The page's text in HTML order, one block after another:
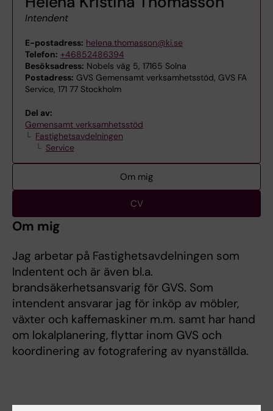
Intendent
E-postadress: helena.thomasson@ki.se
Telefon: +46852486394
Besöksadress: Nobels väg 5, 17165 Solna
Postadress: GVS Gemensamt verksamhetsstöd, GVS FA
Service, 171 77 Stockholm
Del av:
Gemensamt verksamhetsstöd
Fastighetsavdelningen
Service
Om mig
CV
Om mig
Jag arbetar på Fastighetsavdelningen som
Indentent och är även bl.a.
brandsäkerhetsansvarig för GVS. Som
intendent ansvarar jag för inköp av möbler,
växter och kaffemaskiner m.m. samt har hand
om lokalplanering, flyttar inom GVS och
koordinering av fotografering av nyanställda.